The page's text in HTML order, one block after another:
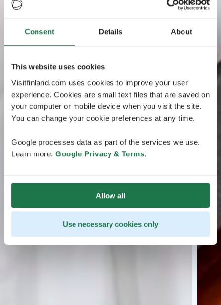
Consent Details About
This website uses cookies
Visitfinland.com uses cookies to improve your user
experience. Cookies are small text files that are saved on
your computer or mobile device when you visit the site.
You can change your cookie preferences at any time.
Google processes data as part of the services we use.
Learn more: Google Privacy & Terms.
Allow all
Use necessary cookies only